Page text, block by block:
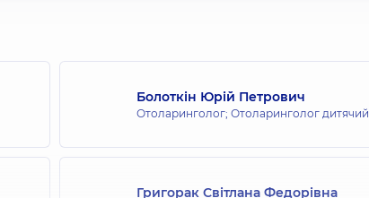
Болоткін Юрій Петрович
Отоларинголог; Отоларинголог дитячий,
Григорак Світлана Федорівна